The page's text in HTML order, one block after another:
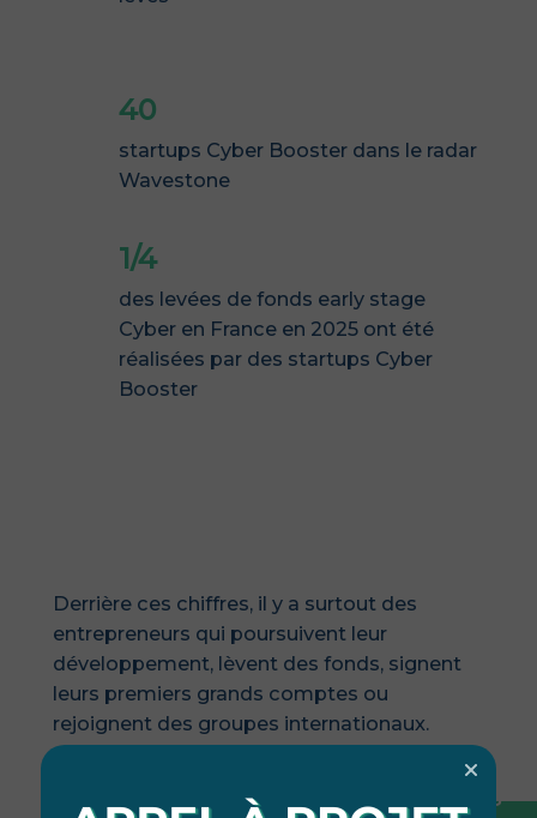
40
startups Cyber Booster dans le radar
Wavestone
1/4
des levées de fonds early stage
Cyber en France en 2025 ont été
réalisées par des startups Cyber
Booster
Derrière ces chiffres, il y a surtout des
entrepreneurs qui poursuivent leur
développement, lèvent des fonds, signent
leurs premiers grands comptes ou
rejoignent des groupes internationaux.
👉 Découvrez les startups